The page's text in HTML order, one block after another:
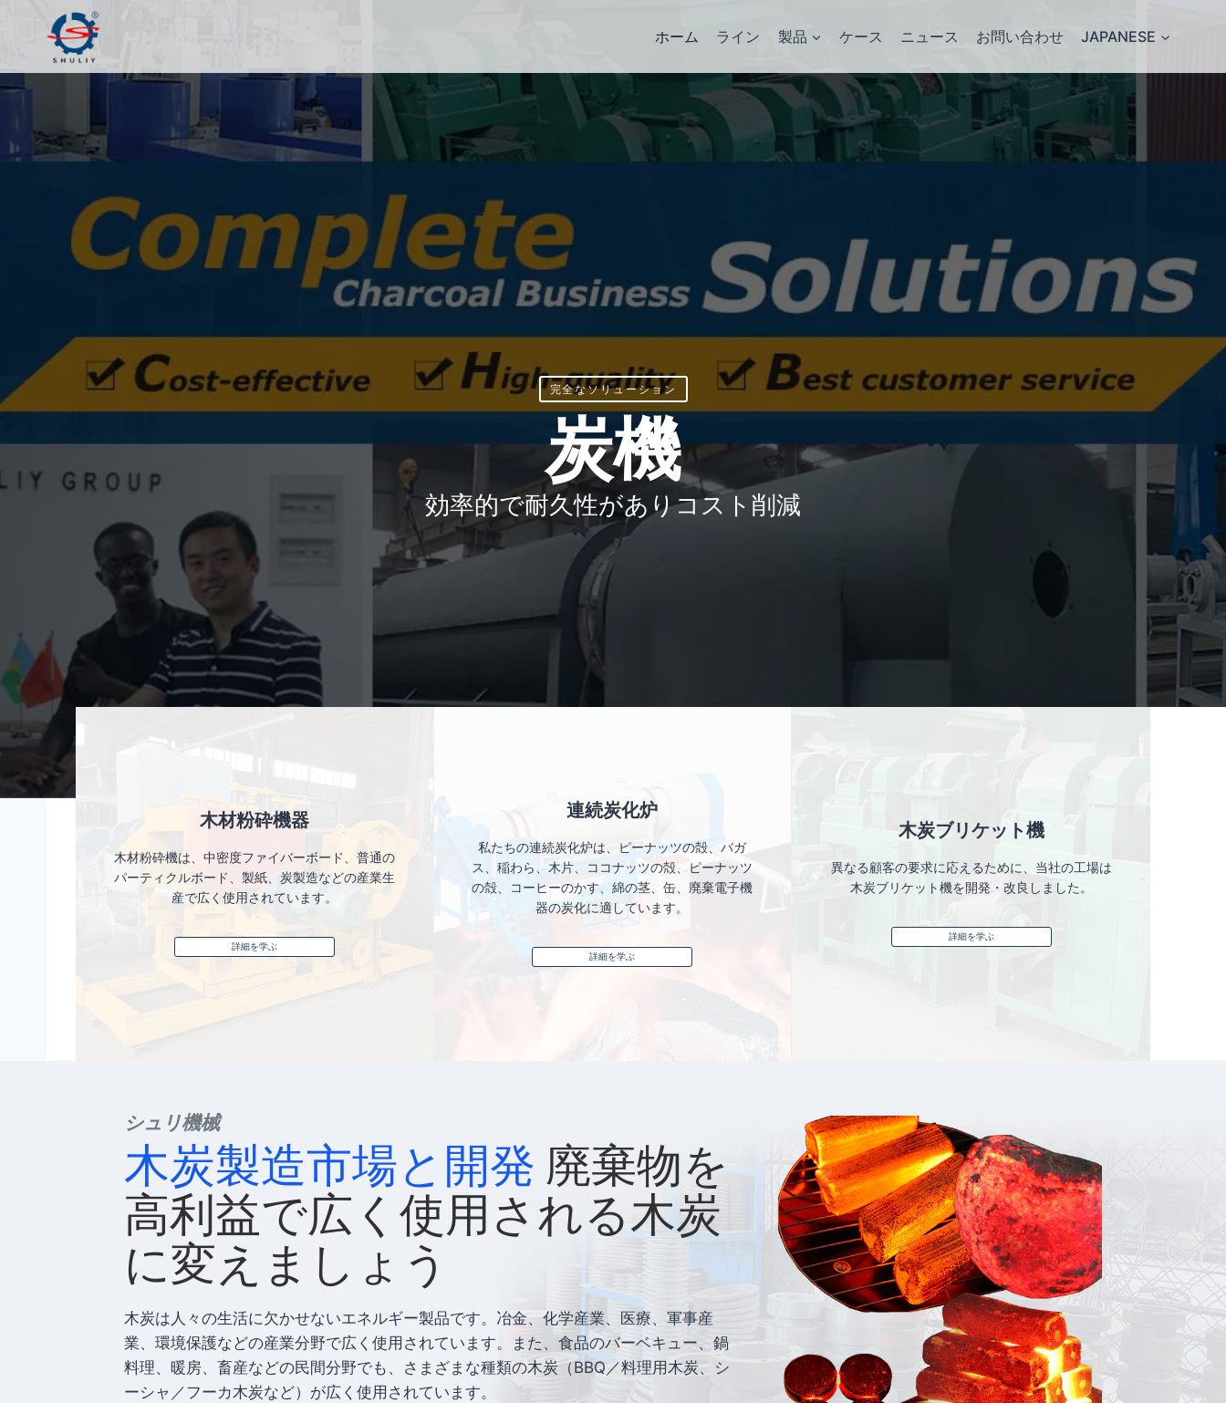
ス
プ
ホーム ライン 製品 ケース ニュース お問い合わせ JAPANESE
完全なソリューション
炭機
効率的で耐久性がありコスト削減
木材粉砕機器
木材粉砕機は、中密度ファイバーボード、普通の
パーティクルボード、製紙、炭製造などの産業生
産で広く使用されています。
詳細を学ぶ
連続炭化炉
私たちの連続炭化炉は、ピーナッツの殻、バガ
ス、稲わら、木片、ココナッツの殻、ピーナッツ
の殻、コーヒーのかす、綿の茎、缶、廃棄電子機
器の炭化に適しています。
詳細を学ぶ
木炭ブリケット機
異なる顧客の要求に応えるために、当社の工場は
木炭ブリケット機を開発・改良しました。
詳細を学ぶ
シュリ機械
木炭製造市場と開発 廃棄物を
高利益で広く使用される木炭
に変えましょう
木炭は人々の生活に欠かせないエネルギー製品です。冶金、化学産業、医療、軍事産
業、環境保護などの産業分野で広く使用されています。また、食品のバーベキュー、鍋
料理、暖房、畜産などの民間分野でも、さまざまな種類の木炭（BBQ／料理用木炭、シ
ーシャ／フーカ木炭など）が広く使用されています。